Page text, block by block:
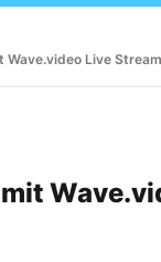
Wave.video Live